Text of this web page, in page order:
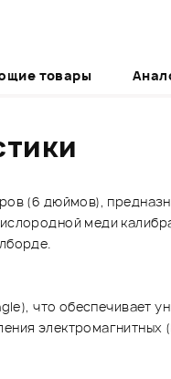
товары
(6 дюймов),
меди
что обеспечивает
электромагнитных